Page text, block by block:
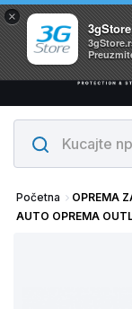
× Svi
Početna OPREMA
AUTO OPREMA